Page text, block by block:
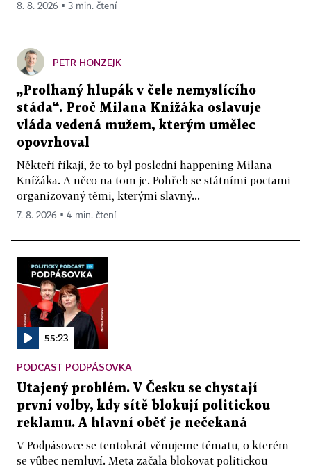
8. 8. 2026 ▪ 3 min. čtení
PETR HONZEJK
„Prolhaný hlupák v čele nemyslícího
stáda“. Proč Milana Knížáka oslavuje
vláda vedená mužem, kterým umělec
opovrhoval
Někteří říkají, že to byl poslední happening Milana
Knížáka. A něco na tom je. Pohřeb se státními poctami
organizovaný těmi, kterými slavný...
7. 8. 2026 ▪ 4 min. čtení
55:23
PODCAST PODPÁSOVKA
Utajený problém. V Česku se chystají
první volby, kdy sítě blokují politickou
reklamu. A hlavní oběť je nečekaná
V Podpásovce se tentokrát věnujeme tématu, o kterém
se vůbec nemluví. Meta začala blokovat politickou